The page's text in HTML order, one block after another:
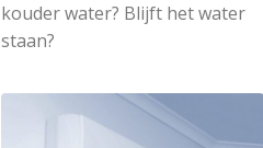
kouder water? Blijft het water
staan?